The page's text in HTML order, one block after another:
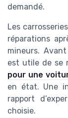
demandé.
Les
réparations
mineurs.
est utile de se
pour une
en état. Une
rapport
choisie.